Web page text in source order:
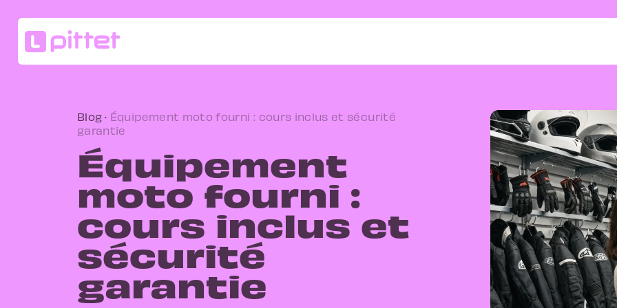
Blog · Équipement moto fourni : cours inclus et sécurité
garantie
Équipement
moto fourni :
cours inclus et
sécurité
garantie